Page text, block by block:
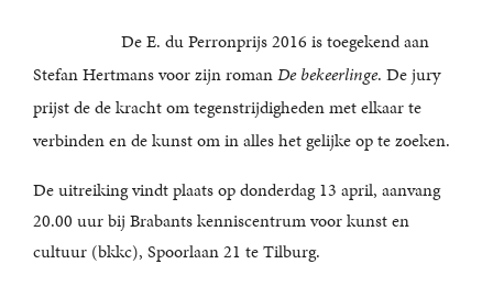
De E. du Perronprijs 2016 is toegekend aan
Stefan Hertmans voor zijn romanDe bekeerlinge. De jury
prijst de de kracht om tegenstrijdigheden met elkaar te
verbinden en de kunst om in alles het gelijke op te zoeken.
De uitreiking vindt plaats op donderdag 13 april, aanvang
20.00 uur bij Brabants kenniscentrum voor kunst en
cultuur (bkkc), Spoorlaan 21 te Tilburg.